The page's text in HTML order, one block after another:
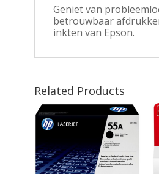
Geniet van
betrouwbaar
inkten van Epson.
Related Products